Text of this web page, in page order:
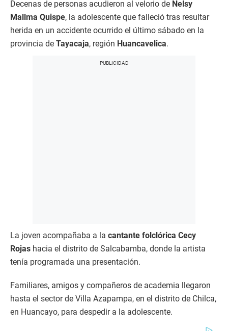
Decenas de personas acudieron al velorio de Nelsy
Mallma Quispe, la adolescente que falleció tras resultar
herida en un accidente ocurrido el último sábado en la
provincia de Tayacaja, región Huancavelica.
La joven acompañaba a la cantante folclórica Cecy
Rojas hacia el distrito de Salcabamba, donde la artista
tenía programada una presentación.
Familiares, amigos y compañeros de academia llegaron
hasta el sector de Villa Azapampa, en el distrito de Chilca,
en Huancayo, para despedir a la adolescente.